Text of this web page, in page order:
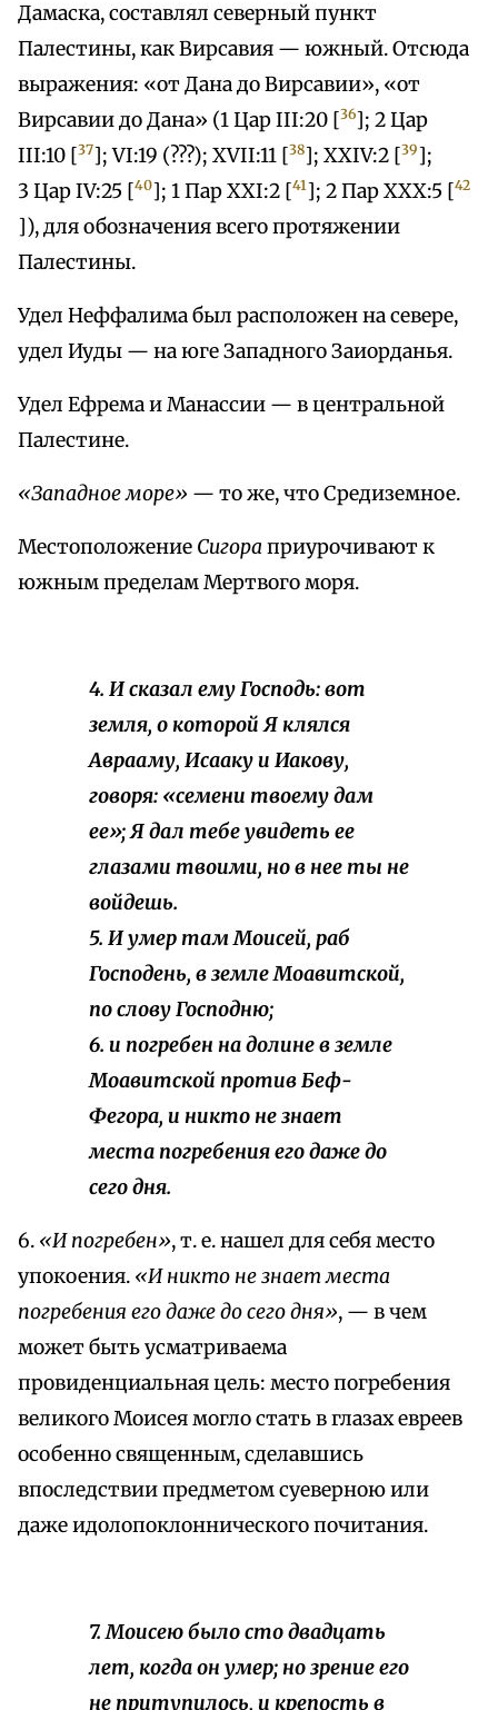
Дамаска, составлял северный пункт
Палестины, как Вирсавия — южный. Отсюда
выражения: «от Дана до Вирсавии», «от
Вирсавии до Дана» (1 Цар III:20 [36]; 2 Цар
III:10 [37]; VI:19 (???); XVII:11 [38]; XXIV:2 [39 ];
3 Цар IV:25 [40]; 1 Пар XXI:2 [41]; 2 Пар XXX:5 [42
]), для обозначения всего протяжении
Палестины.
Удел Неффалима был расположен на севере,
удел Иуды — на юге Западного Заиорданья.
Удел Ефрема и Манассии — в центральной
Палестине.
«Западное море» — то же, что Средиземное.
Местоположение Сигораприурочивают к
южным пределам Мертвого моря.
4. И сказал ему Господь: вот
земля, о которой Я клялся
Аврааму, Исааку и Иакову,
говоря: «семени твоему дам
ее»; Я дал тебе увидеть ее
глазами твоими, но в нее ты не
войдешь.
5. И умер там Моисей, раб
Господень, в земле Моавитской,
по слову Господню;
6. и погребен на долине в земле
Моавитской против Беф-
Фегора, и никто не знает
места погребения его даже до
сего дня.
6. «И погребен», т. е. нашел для себя место
упокоения. «И никто не знает места
погребения его даже до сего дня», — в чем
может быть усматриваема
провиденциальная цель: место погребения
великого Моисея могло стать в глазах евреев
особенно священным, сделавшись
впоследствии предметом суеверною или
даже идолопоклоннического почитания.
7. Моисею было сто двадцать
лет, когда он умер; но зрение его
не притупилось, и крепость в